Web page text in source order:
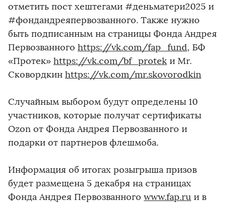
отметить пост хештегами #деньматери2025 и
#фондандреяпервозванного. Также нужно
быть подписанным на страницы Фонда Андрея
Первозванного https://vk.com/fap_fund, БФ
«Протек» https://vk.com/bf_protek и Mr.
Сковордкин https://vk.com/mr.skovorodkin
Случайным выбором будут определены 10
участников, которые получат сертификаты
Ozon от Фонда Андрея Первозванного и
подарки от партнеров флешмоба.
Информация об итогах розыгрыша призов
будет размещена 5 декабря на страницах
Фонда Андрея Первозванного www.fap.ru и в